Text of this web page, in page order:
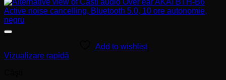
Add to wishlist
Vizualizare rapidă